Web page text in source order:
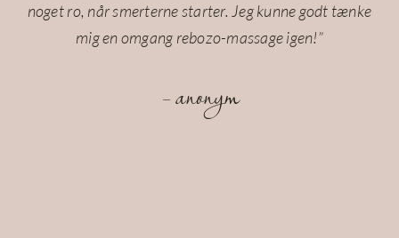
noget ro, når smerterne starter. Jeg kunne godt tænke
mig en omgang rebozo-massage igen!”
– anonym